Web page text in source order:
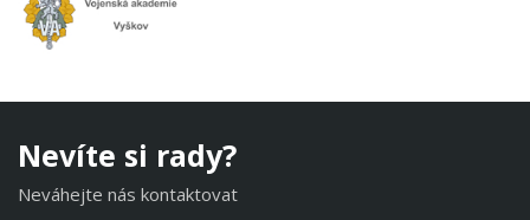
Nevíte si rady?
Neváhejte nás kontaktovat